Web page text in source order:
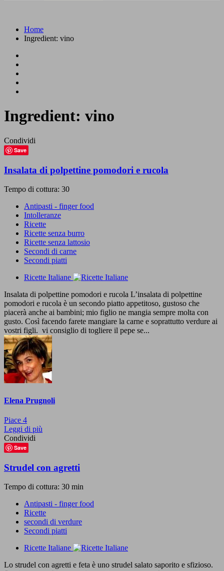
Home
Ingredient: vino
Ingredient: vino
Condividi
Save
Insalata di polpettine pomodori e rucola
Tempo di cottura: 30
Antipasti - finger food
Intolleranze
Ricette
Ricette senza burro
Ricette senza lattosio
Secondi di carne
Secondi piatti
Ricette Italiane
Insalata di polpettine pomodori e rucola L’insalata di polpettine
pomodori e rucola è un secondo piatto appetitoso, gustoso che
piacerà anche ai bambini; mio figlio ne mangia sempre molta con
gusto. Così facendo farete mangiare la carne e soprattutto verdure ai
vostri figli. vi consiglio di togliere il pepe se...
Elena Prugnoli
Piace 4
Leggi di più
Condividi
Save
Strudel con agretti
Tempo di cottura: 30 min
Antipasti - finger food
Ricette
secondi di verdure
Secondi piatti
Ricette Italiane
Lo strudel con agretti e feta è uno strudel salato saporito e sfizioso.